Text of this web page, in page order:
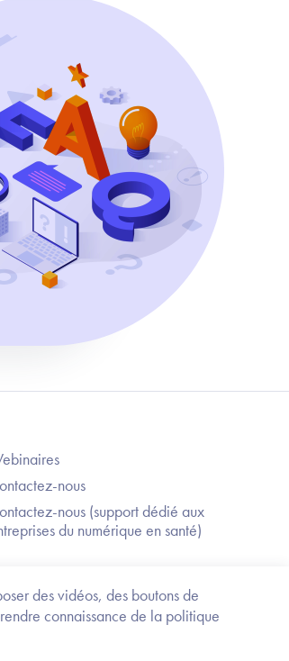
des vidéos, des boutons de
connaissance de la politiqueTrouvez
Right ANS
nous
nous (support dédié aux
du numérique en santé)